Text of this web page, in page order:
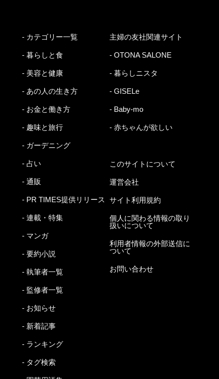
- カテゴリー一覧
- 暮らしと食
- 美容と健康
- あの人の生き方
- お金と働き方
- 趣味と旅行
- ガーデニング
- 占い
- 通販
- PR TIMES提供リリース
- 連載・特集
- マンガ
- 要約小説
- 執筆者一覧
- 監修者一覧
- お知らせ
- 新着記事
- ランキング
- タグ検索
主婦の友社関連サイト
- OTONA SALONE
- 暮らしニスタ
- GISELe
- Baby-mo
- 赤ちゃんが欲しい
このサイトについて
運営会社
サイト利用規約
個人に関わる情報の取り
扱いについて
利用者情報の外部送信に
ついて
お問い合わせ